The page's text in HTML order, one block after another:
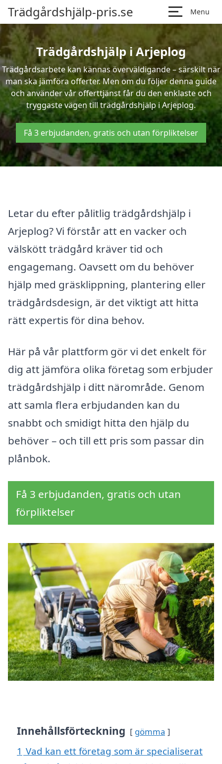
Trädgårdshjälp-pris.se Menu
Trädgårdshjälp i Arjeplog
Trädgårdsarbete kan kännas överväldigande – särskilt när
man ska jämföra offerter. Men om du följer denna guide
och använder vår offerttjänst får du den enklaste och
tryggaste vägen till trädgårdshjälp i Arjeplog.
Få 3 erbjudanden, gratis och utan förpliktelser
Letar du efter pålitlig trädgårdshjälp i
Arjeplog? Vi förstår att en vacker och
välskött trädgård kräver tid och
engagemang. Oavsett om du behöver
hjälp med gräsklippning, plantering eller
trädgårdsdesign, är det viktigt att hitta
rätt expertis för dina behov.
Här på vår plattform gör vi det enkelt för
dig att jämföra olika företag som erbjuder
trädgårdshjälp i ditt närområde. Genom
att samla flera erbjudanden kan du
snabbt och smidigt hitta den hjälp du
behöver – och till ett pris som passar din
plånbok.
Få 3 erbjudanden, gratis och utan
förpliktelser
Innehållsförteckning gömma
1 Vad kan ett företag som är specialiserat